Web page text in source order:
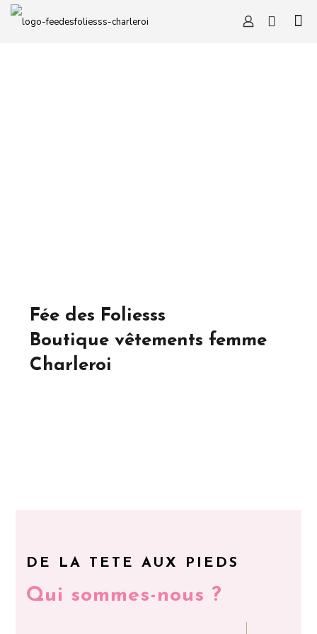
Fée des Foliesss
Boutique vêtements femme
Charleroi
DE LA TETE AUX PIEDS
Qui sommes-nous ?